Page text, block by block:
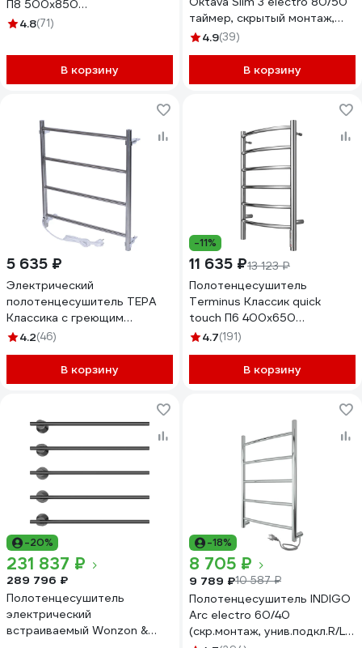
П8 500x850
4670078524836
4.8(71)
В корзину
таймер, скрытый монтаж,
универсальное подключение
4.9(39)
В корзину
5 635 ₽
Электрический
полотенцесушитель ТЕРА
Классика с греющим
кабелем 500x600 ПСН-09-
4.2(46)
В корзину
-11%
11 635 ₽13 123 ₽
Полотенцесушитель
Terminus Классик quick
touch П6 400x650
4670078531308
4.7(191)
В корзину
-20%
231 837 ₽
289 796 ₽
Полотенцесушитель
электрический
встраиваемый Wonzon &
-18%
8 705 ₽
9 789 ₽10 587 ₽
Полотенцесушитель INDIGO
Arc electro 60/40
(скр.монтаж, унив.подкл.R/L,